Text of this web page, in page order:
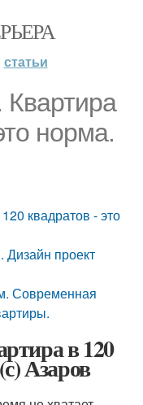
статьи
Квартира
норма.
квадратов - это
Дизайн проект
Современная
в 120
Азаров